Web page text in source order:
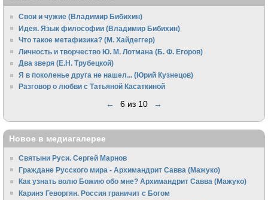
Свои и чужие (Владимир Бибихин)
Идея. Язык философии (Владимир Бибихин)
Что такое метафизика? (М. Хайдеггер)
Личность и творчество Ю. М. Лотмана (Б. Ф. Егоров)
Два зверя (Е.Н. Трубецкой)
Я в поколенье друга не нашел... (Юрий Кузнецов)
Разговор о любви с Татьяной Касаткиной
← 6 из 10 →
Новое в медиагалерее
Святыни Руси. Сергей Марнов
Граждане Русского мира - Архимандрит Савва (Мажуко)
Как узнать волю Божию обо мне? Архимандрит Савва (Мажуко)
Каринэ Геворгян. Россия граничит с Богом